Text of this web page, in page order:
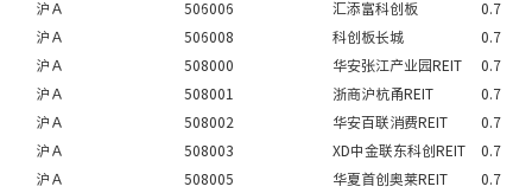
沪Ａ
506006 汇添富科创板
0.7
沪Ａ
506008 科创板长城
0.7
沪Ａ
508000 华安张江产业园REIT
0.7
沪Ａ
508001 浙商沪杭甬REIT
0.7
沪Ａ
508002 华安百联消费REIT
0.7
沪Ａ
508003 XD中金联东科创REIT
0.7
沪Ａ
508005 华夏首创奥莱REIT
0.7